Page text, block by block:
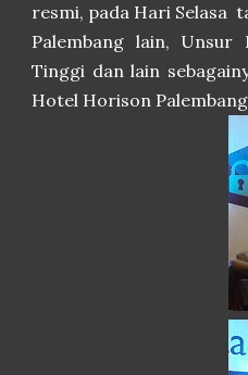
resmi, pada Hari Selasa
Palembang lain, Unsur
Tinggi dan lain
Hotel Horison